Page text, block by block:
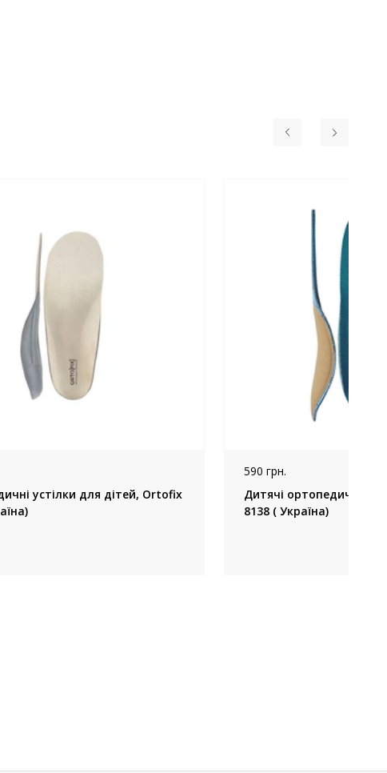
устілки для дітей, Ortofix
590 грн.
Дитячі ортопедичні
8138 ( Україна)